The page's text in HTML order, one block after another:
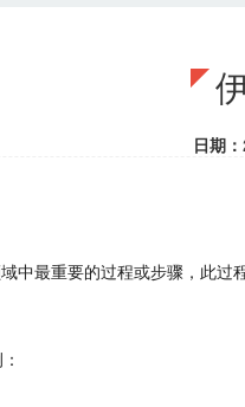
日期：
中最重要的过程或步骤，此过